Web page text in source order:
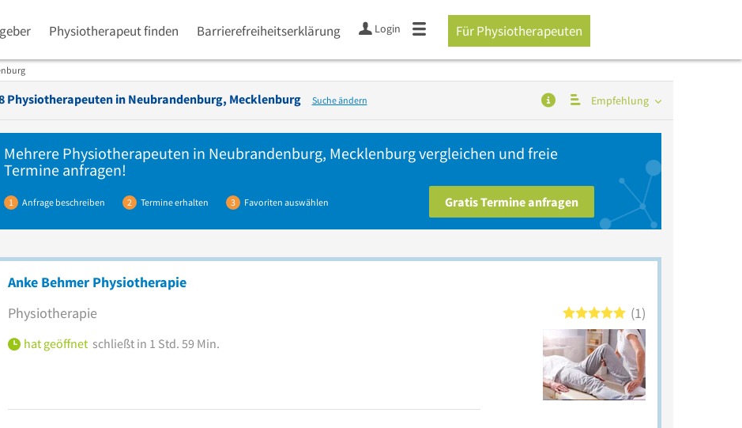
Physiotherapeut finden Barrierefreiheitserklärung Login Für Physiotherapeuten
Physiotherapeuten in Neubrandenburg, Mecklenburg Suche ändern Empfehlung
1 Anfrage beschreiben 2 Termine erhalten 3 Favoriten auswählen
Mehrere Physiotherapeuten in Neubrandenburg, Mecklenburg vergleichen und freie
Termine anfragen!
Gratis Termine anfragen
Anke Behmer Physiotherapie
Physiotherapie
hat geöffnet schließt in 1 Std. 59 Min.
1